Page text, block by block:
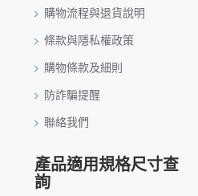
購物流程與退貨說明
條款與隱私權政策
購物條款及細則
防詐騙提醒
聯絡我們
產品適用規格尺寸查
詢